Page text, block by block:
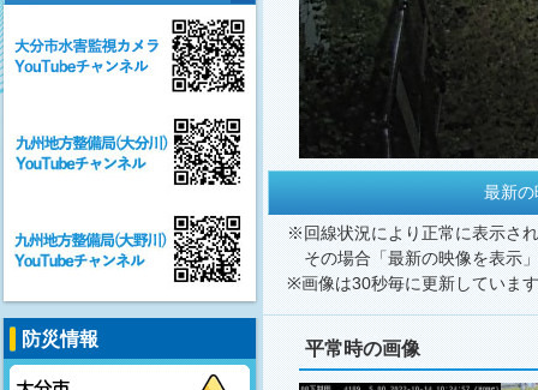
防災情報
最新
※回線状況により正常に表示さ
その場合「最新の映像を表示」
※画像は30秒毎に更新していま
平常時の画像